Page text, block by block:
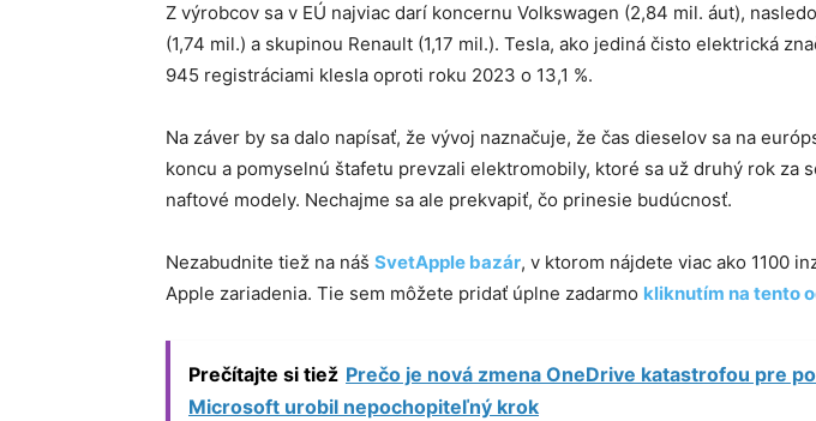
Z výrobcov sa v EÚ najviac darí koncernu Volkswagen (2,84 mil. áut),
(1,74 mil.) a skupinou Renault (1,17 mil.). Tesla, ako jediná čisto elektrická
945 registráciami klesla oproti roku 2023 o 13,1 %.
Na záver by sa dalo napísať, že vývoj naznačuje, že čas dieselov sa na
koncu a pomyselnú štafetu prevzali elektromobily, ktoré sa už druhý rok za
naftové modely. Nechajme sa ale prekvapiť, čo prinesie budúcnosť.
Nezabudnite tiež na náš SvetApple bazár, v ktorom nájdete viac ako 1100
Apple zariadenia. Tie sem môžete pridať úplne zadarmo kliknutím na tento
Prečítajte si tiež Prečo je nová zmena OneDrive katastrofou pre
Microsoft urobil nepochopiteľný krok